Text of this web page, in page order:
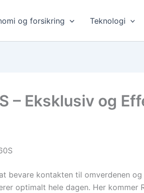
og forsikring Teknologi
– Eksklusiv og
bevare kontakten til omverdenen
optimalt hele dagen. Her kommer